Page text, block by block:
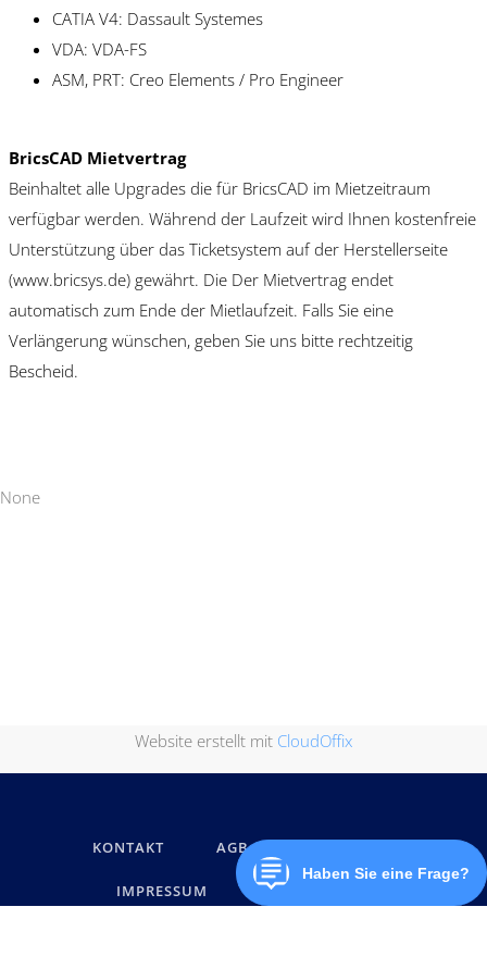
CATIA V4: Dassault Systemes
VDA: VDA-FS
ASM, PRT: Creo Elements / Pro Engineer
BricsCAD Mietvertrag
Beinhaltet alle Upgrades die für BricsCAD im Mietzeitraum
verfügbar werden. Während der Laufzeit wird Ihnen kostenfreie
Unterstützung über das Ticketsystem auf der Herstellerseite
(www.bricsys.de) gewährt. Die Der Mietvertrag endet
automatisch zum Ende der Mietlaufzeit. Falls Sie eine
Verlängerung wünschen, geben Sie uns bitte rechtzeitig
Bescheid.
None
Website erstellt mit CloudOffix
KONTAKT AGB
IMPRESSUM MARKENNAMEN